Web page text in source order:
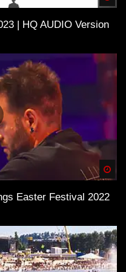
| HQ AUDIO Version
Easter Festival 2022